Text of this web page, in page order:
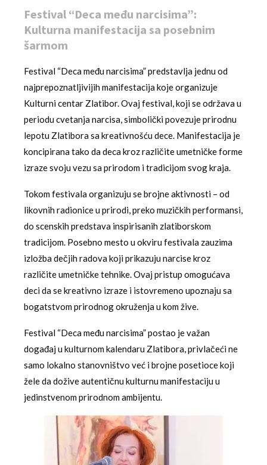
Festival “Deca među narcisima”:
Kulturna manifestacija sa posebnim
šarmom
Festival “Deca među narcisima” predstavlja jednu od
najprepoznatljivijih manifestacija koje organizuje
Kulturni centar Zlatibor. Ovaj festival, koji se održava u
periodu cvetanja narcisa, simbolički povezuje prirodnu
lepotu Zlatibora sa kreativnošću dece. Manifestacija je
koncipirana tako da deca kroz različite umetničke forme
izraze svoju vezu sa prirodom i tradicijom svog kraja.
Tokom festivala organizuju se brojne aktivnosti – od
likovnih radionice u prirodi, preko muzičkih performansi,
do scenskih predstava inspirisanih zlatiborskom
tradicijom. Posebno mesto u okviru festivala zauzima
izložba dečjih radova koji prikazuju narcise kroz
različite umetničke tehnike. Ovaj pristup omogućava
deci da se kreativno izraze i istovremeno upoznaju sa
bogatstvom prirodnog okruženja u kom žive.
Festival “Deca među narcisima” postao je važan
događaj u kulturnom kalendaru Zlatibora, privlačeći ne
samo lokalno stanovništvo već i brojne posetioce koji
žele da dožive autentičnu kulturnu manifestaciju u
jedinstvenom prirodnom ambijentu.